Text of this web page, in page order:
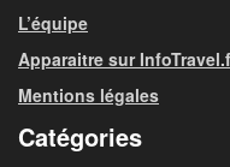
L’équipe
Apparaitre sur
Mentions légales
Catégories